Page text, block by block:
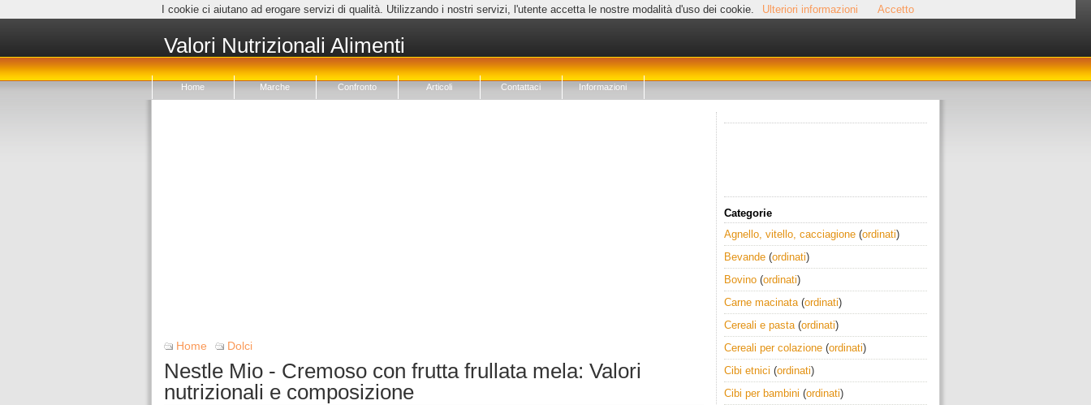
I cookie ci aiutano ad erogare servizi di qualità. Utilizzando i nostri servizi, l'utente accetta le nostre modalità d'uso dei cookie. Ulteriori informazioni Accetto
Valori Nutrizionali Alimenti
Home Marche Confronto Articoli Contattaci Informazioni
Home Dolci
Nestle Mio - Cremoso con frutta frullata mela: Valori
nutrizionali e composizione
Categorie
Agnello, vitello, cacciagione (ordinati)
Bevande (ordinati)
Bovino (ordinati)
Carne macinata(ordinati)
Cereali e pasta(ordinati)
Cereali per colazione (ordinati)
Cibi etnici (ordinati)
Cibi per bambini (ordinati)